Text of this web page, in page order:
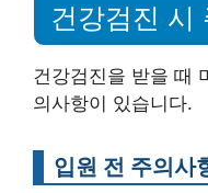
건강검진 시
건강검진을 받을 때
의사항이 있습니다.
입원 전 주의사